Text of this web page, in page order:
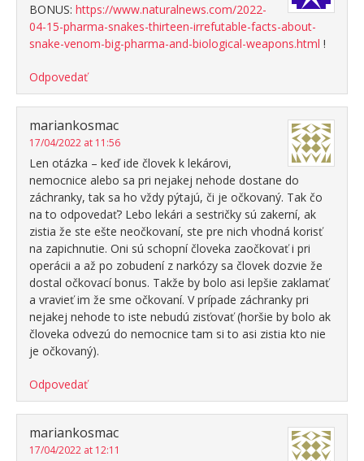
BONUS: https://www.naturalnews.com/2022-
04-15-pharma-snakes-thirteen-irrefutable-facts-about-
snake-venom-big-pharma-and-biological-weapons.html !
Odpovedať
mariankosmac
17/04/2022 at 11:56
Len otázka – keď ide človek k lekárovi,
nemocnice alebo sa pri nejakej nehode dostane do
záchranky, tak sa ho vždy pýtajú, či je očkovaný. Tak čo
na to odpovedať? Lebo lekári a sestričky sú zakerní, ak
zistia že ste ešte neočkovaní, ste pre nich vhodná korisť
na zapichnutie. Oni sú schopní človeka zaočkovať i pri
operácii a až po zobudení z narkózy sa človek dozvie že
dostal očkovací bonus. Takže by bolo asi lepšie zaklamať
a vravieť im že sme očkovaní. V prípade záchranky pri
nejakej nehode to iste nebudú zisťovať (horšie by bolo ak
človeka odvezú do nemocnice tam si to asi zistia kto nie
je očkovaný).
Odpovedať
mariankosmac
17/04/2022 at 12:11